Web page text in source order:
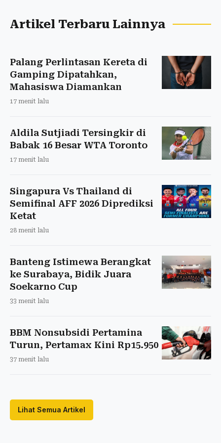
Artikel Terbaru Lainnya
Palang Perlintasan Kereta di
Gamping Dipatahkan,
Mahasiswa Diamankan
17 menit lalu
Aldila Sutjiadi Tersingkir di
Babak 16 Besar WTA Toronto
17 menit lalu
Singapura Vs Thailand di
Semifinal AFF 2026 Diprediksi
Ketat
28 menit lalu
Banteng Istimewa Berangkat
ke Surabaya, Bidik Juara
Soekarno Cup
33 menit lalu
BBM Nonsubsidi Pertamina
Turun, Pertamax Kini Rp15.950
37 menit lalu
Lihat Semua Artikel